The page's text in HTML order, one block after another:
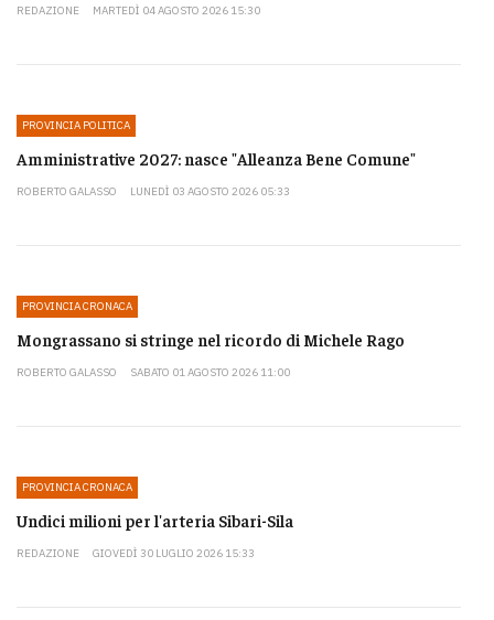
REDAZIONE MARTEDÌ 04 AGOSTO 2026 15:30
PROVINCIA POLITICA
Amministrative 2027: nasce "Alleanza Bene Comune"
ROBERTO GALASSO LUNEDÌ 03 AGOSTO 2026 05:33
PROVINCIA CRONACA
Mongrassano si stringe nel ricordo di Michele Rago
ROBERTO GALASSO SABATO 01 AGOSTO 2026 11:00
PROVINCIA CRONACA
Undici milioni per l'arteria Sibari-Sila
REDAZIONE GIOVEDÌ 30 LUGLIO 2026 15:33